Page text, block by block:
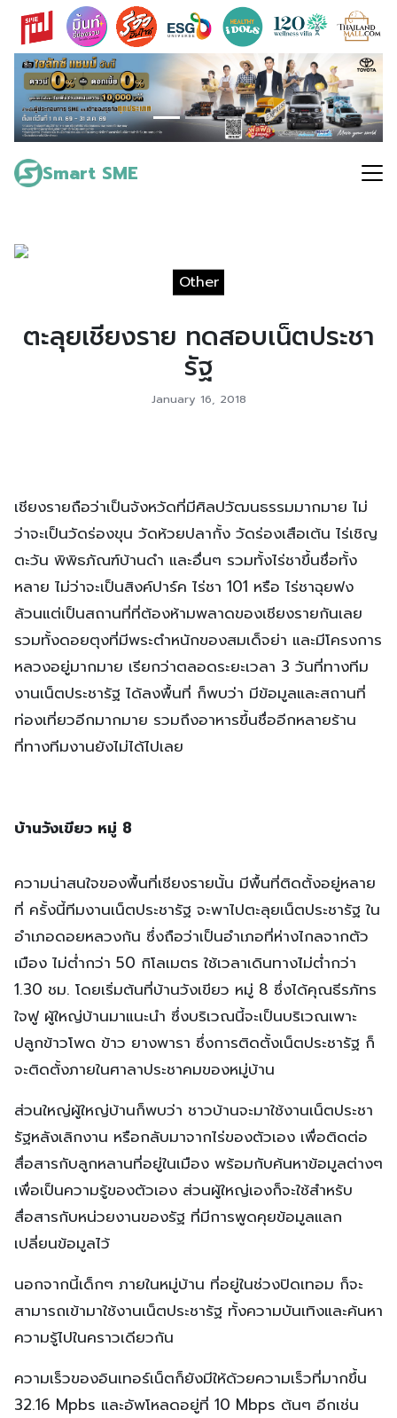
Skip
content
Smart SME
Search
for:
Other
ตะลุยเชียงราย ทดสอบเน็ตประชา
รัฐ
January 16, 2018
เชียงรายถือว่าเป็นจังหวัดที่มีศิลปวัฒนธรรมมากมาย ไม่
ว่าจะเป็นวัดร่องขุน วัดห้วยปลากั้ง วัดร่องเสือเต้น ไร่เชิญ
ตะวัน พิพิธภัณฑ์บ้านดำ และอื่นๆ รวมทั้งไร่ชาขึ้นชื่อทั้ง
หลาย ไม่ว่าจะเป็นสิงค์ปาร์ค ไร่ชา 101 หรือ ไร่ชาฉุยฟง
ล้วนแต่เป็นสถานที่ที่ต้องห้ามพลาดของเชียงรายกันเลย
รวมทั้งดอยตุงที่มีพระตำหนักของสมเด็จย่า และมีโครงการ
หลวงอยู่มากมาย เรียกว่าตลอดระยะเวลา 3 วันที่ทางทีม
งานเน็ตประชารัฐ ได้ลงพื้นที่ ก็พบว่า มีข้อมูลและสถานที่
ท่องเที่ยวอีกมากมาย รวมถึงอาหารขึ้นชื่ออีกหลายร้าน
ที่ทางทีมงานยังไม่ได้ไปเลย
บ้านวังเขียว หมู่ 8
ความน่าสนใจของพื้นที่เชียงรายนั้น มีพื้นที่ติดตั้งอยู่หลาย
ที่ ครั้งนี้ทีมงานเน็ตประชารัฐ จะพาไปตะลุยเน็ตประชารัฐ ใน
อำเภอดอยหลวงกัน ซึ่งถือว่าเป็นอำเภอที่ห่างไกลจากตัว
เมือง ไม่ต่ำกว่า 50 กิโลเมตร ใช้เวลาเดินทางไม่ต่ำกว่า
1.30 ชม. โดยเริ่มต้นที่บ้านวังเขียว หมู่ 8 ซึ่งได้คุณธีรภัทร
ใจฟู ผู้ใหญ่บ้านมาแนะนำ ซึ่งบริเวณนี้จะเป็นบริเวณเพาะ
ปลูกข้าวโพด ข้าว ยางพารา ซึ่งการติดตั้งเน็ตประชารัฐ ก็
จะติดตั้งภายในศาลาประชาคมของหมู่บ้าน
ส่วนใหญ่ผู้ใหญ่บ้านก็พบว่า ชาวบ้านจะมาใช้งานเน็ตประชา
รัฐหลังเลิกงาน หรือกลับมาจากไร่ของตัวเอง เพื่อติดต่อ
สื่อสารกับลูกหลานที่อยู่ในเมือง พร้อมกับค้นหาข้อมูลต่างๆ
เพื่อเป็นความรู้ของตัวเอง ส่วนผู้ใหญ่เองก็จะใช้สำหรับ
สื่อสารกับหน่วยงานของรัฐ ที่มีการพูดคุยข้อมูลแลก
เปลี่ยนข้อมูลไว้
นอกจากนี้เด็กๆ ภายในหมู่บ้าน ที่อยู่ในช่วงปิดเทอม ก็จะ
สามารถเข้ามาใช้งานเน็ตประชารัฐ ทั้งความบันเทิงและค้นหา
ความรู้ไปในคราวเดียวกัน
ความเร็วของอินเทอร์เน็ตก็ยังมีให้ด้วยความเร็วที่มากขึ้น
32.16 Mpbs และอัพโหลดอยู่ที่ 10 Mbps ต้นๆ อีกเช่น